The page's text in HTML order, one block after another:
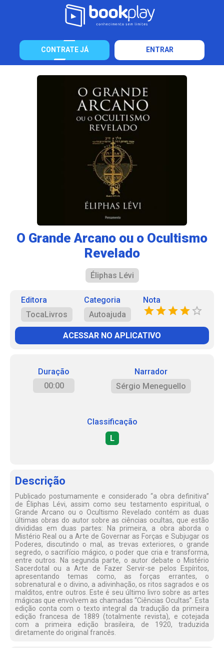
CONTRATE JÁ ENTRAR
O Grande Arcano ou o Ocultismo
Revelado
Éliphas Lévi
Editora
TocaLivros
Categoria
Autoajuda
Nota
ACESSAR NO APLICATIVO
Duração
00:00
Narrador
Sérgio Meneguello
Classificação
L
Descrição
Publicado postumamente e considerado “a obra definitiva”
de Éliphas Lévi, assim como seu testamento espiritual, o
Grande Arcano ou o Ocultismo Revelado contém as duas
últimas obras do autor sobre as ciências ocultas, que estão
divididas em duas partes: Na primeira, a obra aborda o
Mistério Real ou a Arte de Governar as Forças e Subjugar os
Poderes, discutindo o mal, as trevas exteriores, o grande
segredo, o sacrifício mágico, o poder que cria e transforma,
entre outros. Na segunda parte, o autor debate o Mistério
Sacerdotal ou a Arte de Fazer Servir-se pelos Espíritos,
apresentando temas como, as forças errantes, o
sobrenatural e o divino, a adivinhação, os ritos sagrados e os
malditos, entre outros. Este é seu último livro sobre as artes
mágicas que envolvem as chamadas “Ciências Ocultas”. Esta
edição conta com o texto integral da tradução da primeira
edição francesa de 1889 (totalmente revista), e cotejada
com a primeira edição brasileira, de 1920, traduzida
diretamente do original francês.